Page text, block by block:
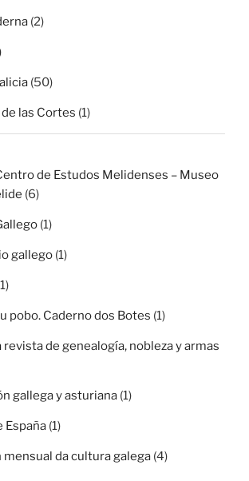
(2)
(50)
las Cortes (1)
de Estudos Melidenses – Museo
(6)
(1)
gallego (1)
pobo. Caderno dos Botes (1)
revista de genealogía, nobleza y armas
gallega y asturiana (1)
España (1)
mensual da cultura galega (4)